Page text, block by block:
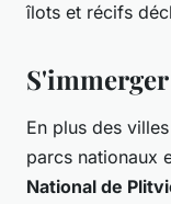
îlots et récifs
En plus des
parcs nationaux
National de